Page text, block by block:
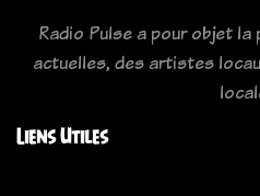
Radio Pulse a pour objet
actuelles, des artistes
Liens Utiles